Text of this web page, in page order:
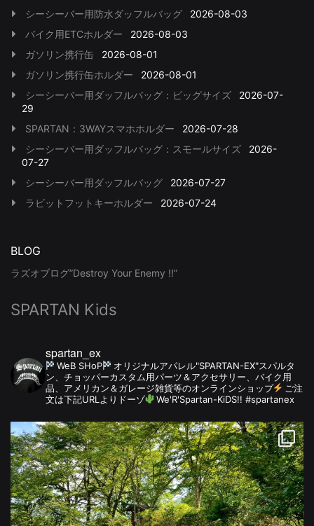
シーシーバー用防水ダッフルバッグ
2026-08-03
バイク用ETCホルダー
2026-08-03
ガソリン携行缶
2026-08-01
ガソリン携行缶ホルダー
2026-08-01
シーシーバー用ダッフルバッグ：ビッグサイズ
2026-07-
29
SPARTAN：3WAYスマホホルダー
2026-07-28
シーシーバー用ダッフルバッグ：スモールサイズ
2026-
07-27
シーシーバー用ダッフルバッグ
2026-07-27
ラビットフットキーホルダー
2026-07-24
BLOG
ラズオブログ”Destroy Your Enemy !!”
SPARTAN Kids
spartan_ex
WeB SHoP
オリジナルアパレル"SPARTAN-EX"スパルタ
ン、チョッパーカスタム用パーツ＆アクセサリー、バイク用
品、アメリカン＆ガレージ雑貨等のオンラインショップ
ご注
文は下記URLよりドーゾ
We'R'Spartan-KiDS!! #spartanex